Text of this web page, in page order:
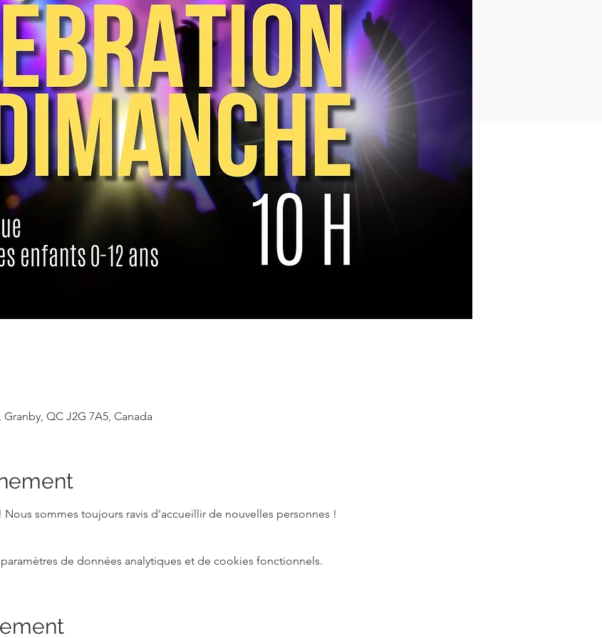
QC J2G 7A5, Canada
sommes toujours ravis d'accueillir de nouvelles personnes !
de données analytiques et de cookies fonctionnels.